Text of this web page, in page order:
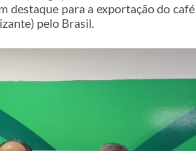
destaque para a exportação do
pelo Brasil.